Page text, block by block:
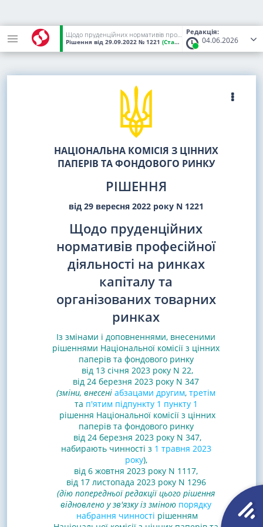
Редакція:
04.06.2026
Щодо пруденційних нормативів професійної діяльності на ринках капіталу та організованих товарних ринках
Рішення від 29.09.2022 № 1221 (Статус: Чинний)
НАЦІОНАЛЬНА КОМІСІЯ З ЦІННИХ
ПАПЕРІВ ТА ФОНДОВОГО РИНКУ
РІШЕННЯ
від 29 вересня 2022 року N 1221
Щодо пруденційних
нормативів професійної
діяльності на ринках
капіталу та
організованих товарних
ринках
Із змінами і доповненнями, внесеними
рішеннями Національної комісії з цінних
паперів та фондового ринку
від 13 січня 2023 року N 22,
від 24 березня 2023 року N 347
(зміни, внесені абзацами другим, третім
та п'ятим підпункту 1 пункту 1
рішення Національної комісії з цінних
паперів та фондового ринку
від 24 березня 2023 року N 347,
набирають чинності з 1 травня 2023
року),
від 6 жовтня 2023 року N 1117,
від 17 листопада 2023 року N 1296
(дію попередньої редакції цього рішення
відновлено у зв'язку із зміною порядку
набрання чинності рішенням